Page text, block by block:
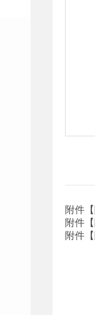
附件【
附件【
附件【